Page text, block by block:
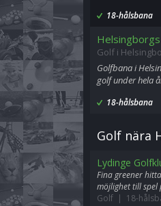
18-hålsbana
Golf i
Golfbana i
golf under hela
18-hålsbana
Golf nära
Lydinge
Fina greener
möjlighet till spel
Golf | 18-